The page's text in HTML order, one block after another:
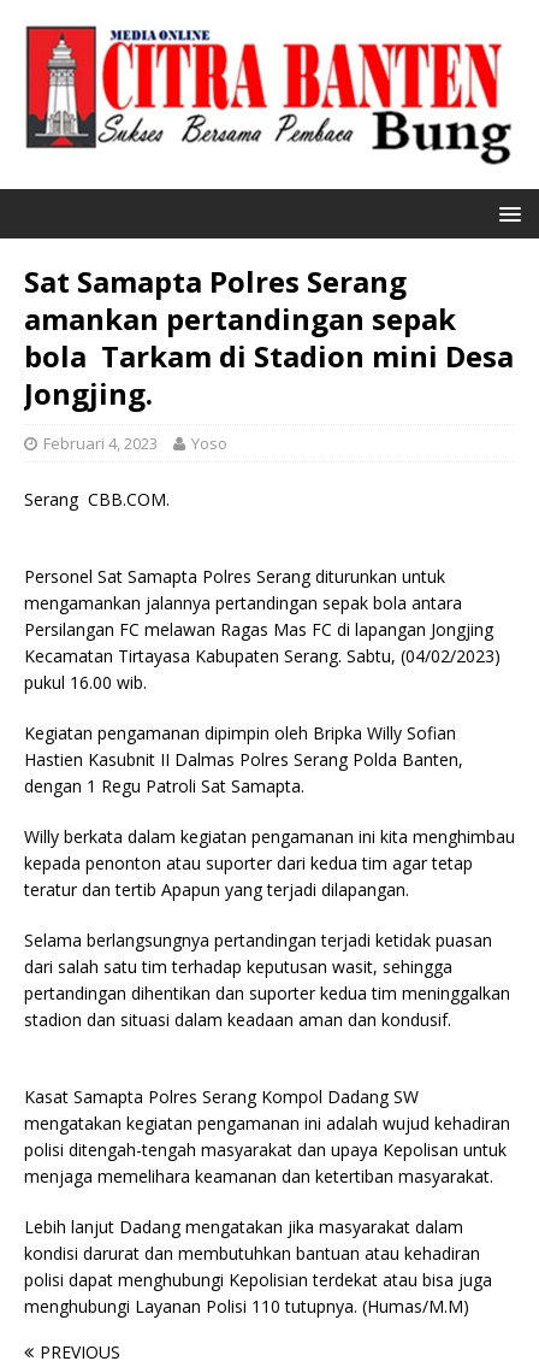
Sat Samapta Polres Serang
amankan pertandingan sepak
bola Tarkam di Stadion mini Desa
Jongjing.
Februari 4, 2023 Yoso
Serang CBB.COM.
Personel Sat Samapta Polres Serang diturunkan untuk
mengamankan jalannya pertandingan sepak bola antara
Persilangan FC melawan Ragas Mas FC di lapangan Jongjing
Kecamatan Tirtayasa Kabupaten Serang. Sabtu, (04/02/2023)
pukul 16.00 wib.
Kegiatan pengamanan dipimpin oleh Bripka Willy Sofian
Hastien Kasubnit II Dalmas Polres Serang Polda Banten,
dengan 1 Regu Patroli Sat Samapta.
Willy berkata dalam kegiatan pengamanan ini kita menghimbau
kepada penonton atau suporter dari kedua tim agar tetap
teratur dan tertib Apapun yang terjadi dilapangan.
Selama berlangsungnya pertandingan terjadi ketidak puasan
dari salah satu tim terhadap keputusan wasit, sehingga
pertandingan dihentikan dan suporter kedua tim meninggalkan
stadion dan situasi dalam keadaan aman dan kondusif.
Kasat Samapta Polres Serang Kompol Dadang SW
mengatakan kegiatan pengamanan ini adalah wujud kehadiran
polisi ditengah-tengah masyarakat dan upaya Kepolisan untuk
menjaga memelihara keamanan dan ketertiban masyarakat.
Lebih lanjut Dadang mengatakan jika masyarakat dalam
kondisi darurat dan membutuhkan bantuan atau kehadiran
polisi dapat menghubungi Kepolisian terdekat atau bisa juga
menghubungi Layanan Polisi 110 tutupnya. (Humas/M.M)
PREVIOUS